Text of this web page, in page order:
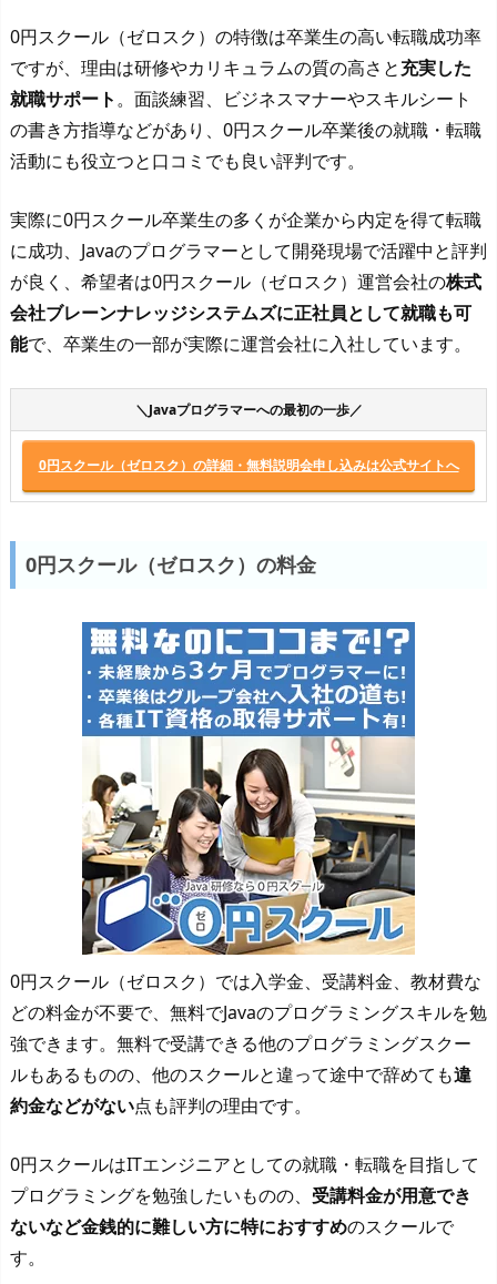
0円スクール（ゼロスク）の特徴は卒業生の高い転職成功率
ですが、理由は研修やカリキュラムの質の高さと充実した
就職サポート。面談練習、ビジネスマナーやスキルシート
の書き方指導などがあり、0円スクール卒業後の就職・転職
活動にも役立つと口コミでも良い評判です。
実際に0円スクール卒業生の多くが企業から内定を得て転職
に成功、Javaのプログラマーとして開発現場で活躍中と評判
が良く、希望者は0円スクール（ゼロスク）運営会社の株式
会社ブレーンナレッジシステムズに正社員として就職も可
能で、卒業生の一部が実際に運営会社に入社しています。
＼Javaプログラマーへの最初の一歩／
0円スクール（ゼロスク）の詳細・無料説明会申し込みは公式サイトへ
0円スクール（ゼロスク）の料金
0円スクール（ゼロスク）では入学金、受講料金、教材費な
どの料金が不要で、無料でJavaのプログラミングスキルを勉
強できます。無料で受講できる他のプログラミングスクー
ルもあるものの、他のスクールと違って途中で辞めても違
約金などがない点も評判の理由です。
0円スクールはITエンジニアとしての就職・転職を目指して
プログラミングを勉強したいものの、 受講料金が用意でき
ないなど金銭的に難しい方に特におすすめのスクールで
す。